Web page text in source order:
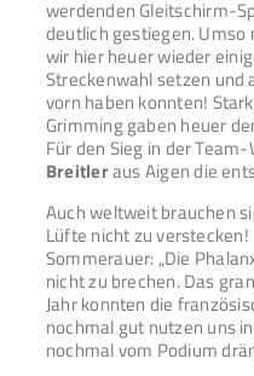
werdenden Gleitschirm-
deutlich gestiegen. Umso
wir hier heuer wieder
Streckenwahl setzen und
vorn haben konnten!
Grimming gaben heuer
Für den Sieg in der
Breitleraus Aigen die
Auch weltweit brauchen
Lüfte nicht zu verstecken!
Sommerauer: „Die
nicht zu brechen. Das
Jahr konnten die
nochmal gut nutzen uns
nochmal vom Podium